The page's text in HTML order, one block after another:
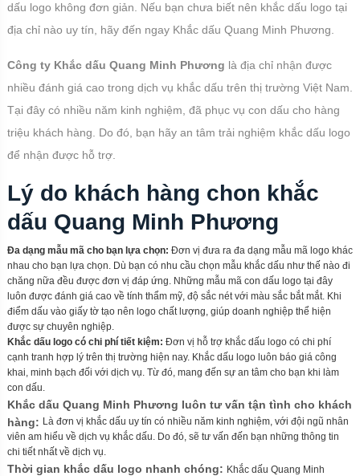
dấu logo không đơn giản. Nếu bạn chưa biết nên khắc dấu logo tại
địa chỉ nào uy tín, hãy đến ngay Khắc dấu Quang Minh Phương.
Công ty Khắc dấu Quang Minh Phương là địa chỉ nhận được
nhiều đánh giá cao trong dịch vụ khắc dấu trên thị trường Việt Nam.
Tại đây có nhiều năm kinh nghiệm, đã phục vụ con dấu cho hàng
triệu khách hàng. Do đó, bạn hãy an tâm trải nghiệm khắc dấu logo
để nhận được hỗ trợ.
Lý do khách hàng chon khắc
dấu Quang Minh Phương
Đa dạng mẫu mã cho bạn lựa chọn: Đơn vị đưa ra đa dạng mẫu mã logo khác
nhau cho bạn lựa chọn. Dù bạn có nhu cầu chọn mẫu khắc dấu như thế nào đi
chăng nữa đều được đơn vị đáp ứng. Những mẫu mã con dấu logo tại đây
luôn được đánh giá cao về tính thẩm mỹ, độ sắc nét với màu sắc bắt mắt. Khi
điểm dấu vào giấy tờ tạo nên logo chất lượng, giúp doanh nghiệp thể hiện
được sự chuyên nghiệp.
Khắc dấu logo có chi phí tiết kiệm: Đơn vị hỗ trợ khắc dấu logo có chi phí
cạnh tranh hợp lý trên thị trường hiện nay. Khắc dấu logo luôn báo giá công
khai, minh bạch đối với dịch vụ. Từ đó, mang đến sự an tâm cho bạn khi làm
con dấu.
Khắc dấu Quang Minh Phương luôn tư vấn tận tình cho khách
hàng: Là đơn vị khắc dấu uy tín có nhiều năm kinh nghiệm, với đội ngũ nhân
viên am hiểu về dịch vụ khắc dấu. Do đó, sẽ tư vấn đến bạn những thông tin
chi tiết nhất về dịch vụ.
Thời gian khắc dấu logo nhanh chóng: Khắc dấu Quang Minh